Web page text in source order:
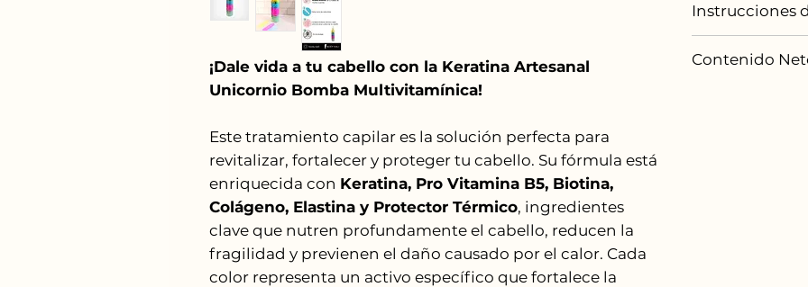
¡Dale vida a tu cabello con la Keratina Artesanal
Unicornio Bomba Multivitamínica!
Este tratamiento capilar es la solución perfecta para
revitalizar, fortalecer y proteger tu cabello. Su fórmula está
enriquecida con Keratina, Pro Vitamina B5, Biotina,
Colágeno, Elastina y Protector Térmico, ingredientes
clave que nutren profundamente el cabello, reducen la
fragilidad y previenen el daño causado por el calor. Cada
color representa un activo específico que fortalece la
Colágeno,
Instrucciones
Keratina
Contenido